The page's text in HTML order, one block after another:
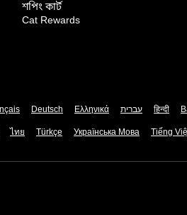
শপিং কার্ট
Cat Rewards
Deutsch Ελληνικά עברית हिन्दी
ไทย Türkçe Українська Мова Tiếng